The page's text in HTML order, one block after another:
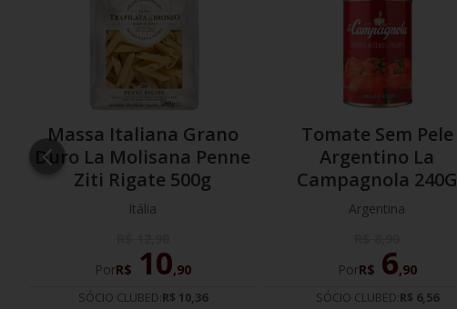
Massa Italiana Grano
Duro La Molisana Penne
Ziti Rigate 500g
Itália
PorR$ 10,90
SÓCIO CLUBED:R$ 10,36
Tomate Sem Pele
Argentino La
Campagnola 240G
Argentina
PorR$ 6,90
SÓCIO CLUBED:R$ 6,56